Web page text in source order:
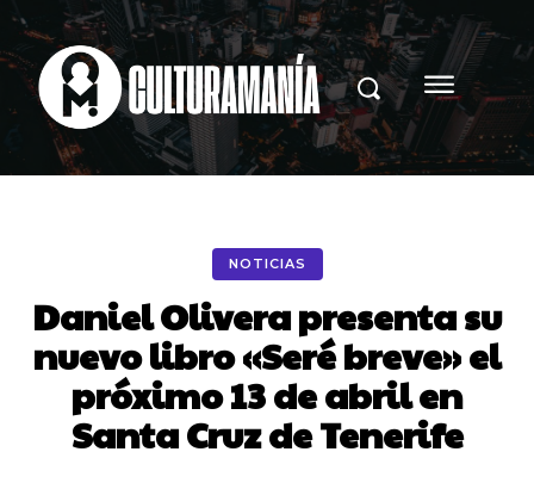
NOTICIAS
Daniel Olivera presenta su
nuevo libro «Seré breve» el
próximo 13 de abril en
Santa Cruz de Tenerife